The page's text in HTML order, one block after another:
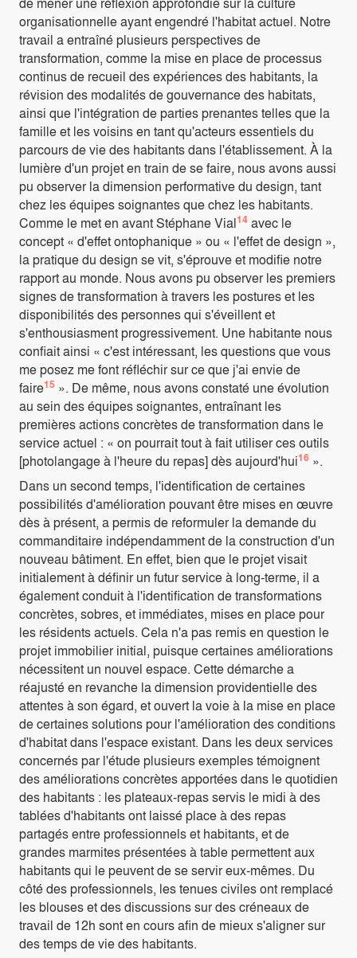
organisationnelle ayant engendré l'habitat actuel. Notre
travail a entraîné plusieurs perspectives de
transformation, comme la mise en place de processus
continus de recueil des expériences des habitants, la
révision des modalités de gouvernance des habitats,
ainsi que l'intégration de parties prenantes telles que la
famille et les voisins en tant qu'acteurs essentiels du
parcours de vie des habitants dans l'établissement. À la
lumière d'un projet en train de se faire, nous avons aussi
pu observer la dimension performative du design, tant
chez les équipes soignantes que chez les habitants.
Comme le met en avant Stéphane Vial14 avec le
concept « d'effet ontophanique » ou « l'effet de design »,
la pratique du design se vit, s'éprouve et modifie notre
rapport au monde. Nous avons pu observer les premiers
signes de transformation à travers les postures et les
disponibilités des personnes qui s'éveillent et
s'enthousiasment progressivement. Une habitante nous
confiait ainsi « c'est intéressant, les questions que vous
me posez me font réfléchir sur ce que j'ai envie de
faire15 ». De même, nous avons constaté une évolution
au sein des équipes soignantes, entraînant les
premières actions concrètes de transformation dans le
service actuel : « on pourrait tout à fait utiliser ces outils
[photolangage à l'heure du repas] dès aujourd'hui16 ».
Dans un second temps, l'identification de certaines
possibilités d'amélioration pouvant être mises en œuvre
dès à présent, a permis de reformuler la demande du
commanditaire indépendamment de la construction d'un
nouveau bâtiment. En effet, bien que le projet visait
initialement à définir un futur service à long-terme, il a
également conduit à l'identification de transformations
concrètes, sobres, et immédiates, mises en place pour
les résidents actuels. Cela n'a pas remis en question le
projet immobilier initial, puisque certaines améliorations
nécessitent un nouvel espace. Cette démarche a
réajusté en revanche la dimension providentielle des
attentes à son égard, et ouvert la voie à la mise en place
de certaines solutions pour l'amélioration des conditions
d'habitat dans l'espace existant. Dans les deux services
concernés par l'étude plusieurs exemples témoignent
des améliorations concrètes apportées dans le quotidien
des habitants : les plateaux-repas servis le midi à des
tablées d'habitants ont laissé place à des repas
partagés entre professionnels et habitants, et de
grandes marmites présentées à table permettent aux
habitants qui le peuvent de se servir eux-mêmes. Du
côté des professionnels, les tenues civiles ont remplacé
les blouses et des discussions sur des créneaux de
travail de 12h sont en cours afin de mieux s'aligner sur
des temps de vie des habitants.